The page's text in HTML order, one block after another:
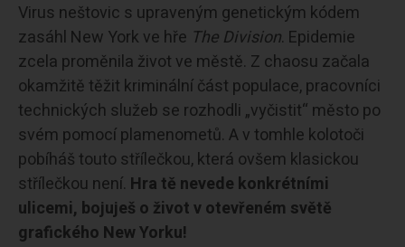
Virus neštovic s upraveným genetickým kódem
zasáhl New York ve hře The Division. Epidemie
zcela proměnila život ve městě. Z chaosu začala
okamžitě těžit kriminální část populace, pracovníci
technických služeb se rozhodli „vyčistit“ město po
svém pomocí plamenometů. A v tomhle kolotoči
pobíháš touto střílečkou, která ovšem klasickou
střílečkou není. Hra tě nevede konkrétními
ulicemi, bojuješ o život v otevřeném světě
grafického New Yorku!